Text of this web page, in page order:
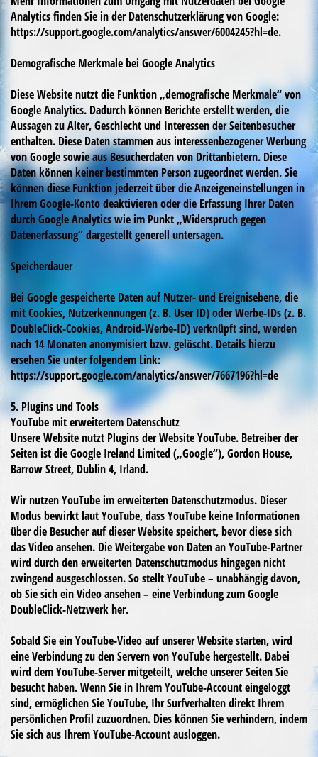
Analytics finden Sie in der Datenschutzerklärung von Google:
https://support.google.com/analytics/answer/6004245?hl=de.
Demografische Merkmale bei Google Analytics
Diese Website nutzt die Funktion „demografische Merkmale“ von
Google Analytics. Dadurch können Berichte erstellt werden, die
Aussagen zu Alter, Geschlecht und Interessen der Seitenbesucher
enthalten. Diese Daten stammen aus interessenbezogener Werbung
von Google sowie aus Besucherdaten von Drittanbietern. Diese
Daten können keiner bestimmten Person zugeordnet werden. Sie
können diese Funktion jederzeit über die Anzeigeneinstellungen in
Ihrem Google-Konto deaktivieren oder die Erfassung Ihrer Daten
durch Google Analytics wie im Punkt „Widerspruch gegen
Datenerfassung“ dargestellt generell untersagen.
Speicherdauer
Bei Google gespeicherte Daten auf Nutzer- und Ereignisebene, die
mit Cookies, Nutzerkennungen (z. B. User ID) oder Werbe-IDs (z. B.
DoubleClick-Cookies, Android-Werbe-ID) verknüpft sind, werden
nach 14 Monaten anonymisiert bzw. gelöscht. Details hierzu
ersehen Sie unter folgendem Link:
https://support.google.com/analytics/answer/7667196?hl=de
5. Plugins und Tools
YouTube mit erweitertem Datenschutz
Unsere Website nutzt Plugins der Website YouTube. Betreiber der
Seiten ist die Google Ireland Limited („Google“), Gordon House,
Barrow Street, Dublin 4, Irland.
Wir nutzen YouTube im erweiterten Datenschutzmodus. Dieser
Modus bewirkt laut YouTube, dass YouTube keine Informationen
über die Besucher auf dieser Website speichert, bevor diese sich
das Video ansehen. Die Weitergabe von Daten an YouTube-Partner
wird durch den erweiterten Datenschutzmodus hingegen nicht
zwingend ausgeschlossen. So stellt YouTube – unabhängig davon,
ob Sie sich ein Video ansehen – eine Verbindung zum Google
DoubleClick-Netzwerk her.
Sobald Sie ein YouTube-Video auf unserer Website starten, wird
eine Verbindung zu den Servern von YouTube hergestellt. Dabei
wird dem YouTube-Server mitgeteilt, welche unserer Seiten Sie
besucht haben. Wenn Sie in Ihrem YouTube-Account eingeloggt
sind, ermöglichen Sie YouTube, Ihr Surfverhalten direkt Ihrem
persönlichen Profil zuzuordnen. Dies können Sie verhindern, indem
Sie sich aus Ihrem YouTube-Account ausloggen.